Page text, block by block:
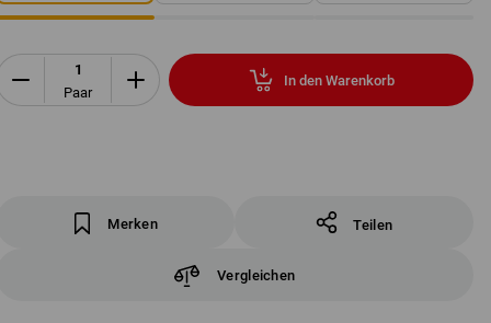
Paar
In den Warenkorb
Merken Teilen
Vergleichen